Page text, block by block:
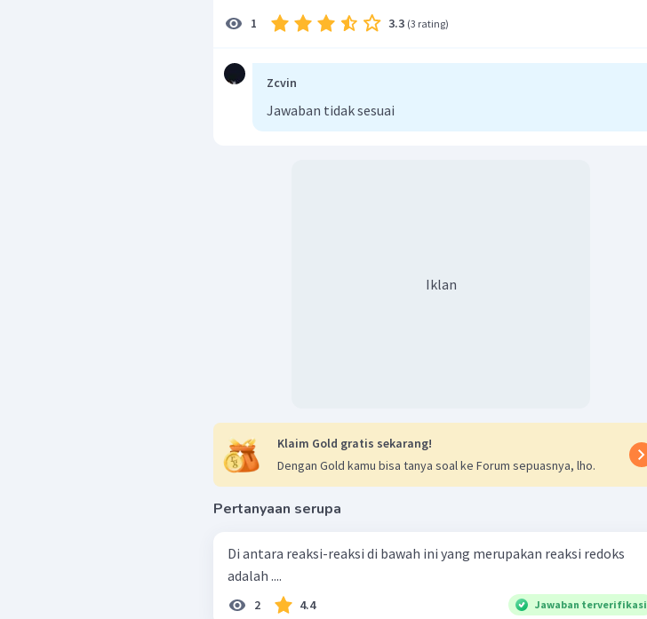
1 3.3 (3 rating)
Zcvin
Jawaban tidak sesuai
Iklan
Klaim Gold gratis sekarang!
Dengan Gold kamu bisa tanya soal ke Forum sepuasnya, lho.
Pertanyaan serupa
Di antara reaksi-reaksi di bawah ini yang merupakan reaksi redoks
adalah ....
2 4.4 Jawaban terverifikasi